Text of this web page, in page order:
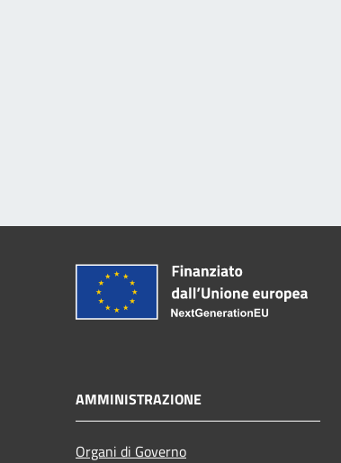
AMMINISTRAZIONE
Organi di Governo